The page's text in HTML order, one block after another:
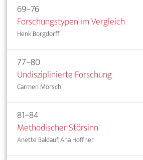
69–76
Forschungstypen im Vergleich
Henk Borgdorff
77–80
Undisziplinierte Forschung
Carmen Mörsch
81–84
Methodischer Störsinn
Anette Baldauf, Ana Hoffner